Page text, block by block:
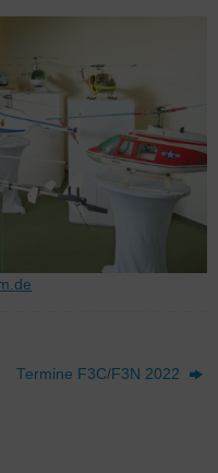
Termine F3C/F3N 2022